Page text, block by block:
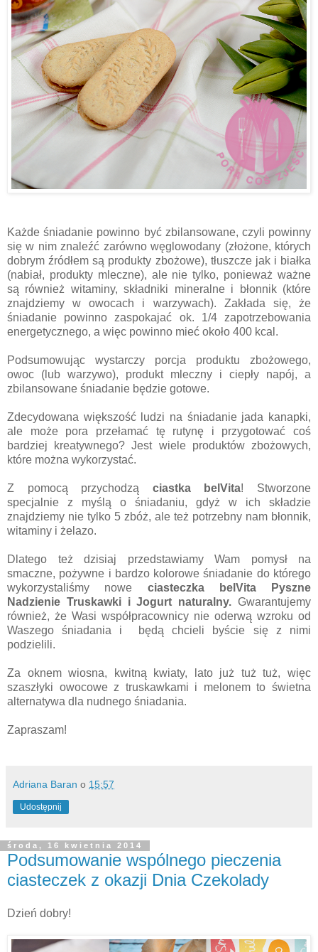
Każde śniadanie powinno być zbilansowane, czyli powinny
się w nim znaleźć zarówno węglowodany (złożone, których
dobrym źródłem są produkty zbożowe), tłuszcze jak i białka
(nabiał, produkty mleczne), ale nie tylko, ponieważ ważne
są również witaminy, składniki mineralne i błonnik (które
znajdziemy w owocach i warzywach). Zakłada się, że
śniadanie powinno zaspokajać ok. 1/4 zapotrzebowania
energetycznego, a więc powinno mieć około 400 kcal.
Podsumowując wystarczy porcja produktu zbożowego,
owoc (lub warzywo), produkt mleczny i ciepły napój, a
zbilansowane śniadanie będzie gotowe.
Zdecydowana większość ludzi na śniadanie jada kanapki,
ale może pora przełamać tę rutynę i przygotować coś
bardziej kreatywnego? Jest wiele produktów zbożowych,
które można wykorzystać.
Z pomocą przychodzą ciastka belVita! Stworzone
specjalnie z myślą o śniadaniu, gdyż w ich składzie
znajdziemy nie tylko 5 zbóż, ale też potrzebny nam błonnik,
witaminy i żelazo.
Dlatego też dzisiaj przedstawiamy Wam pomysł na
smaczne, pożywne i bardzo kolorowe śniadanie do którego
wykorzystaliśmy nowe ciasteczka belVita Pyszne
Nadzienie Truskawki i Jogurt naturalny. Gwarantujemy
również, że Wasi współpracownicy nie oderwą wzroku od
Waszego śniadania i będą chcieli byście się z nimi
podzielili.
Za oknem wiosna, kwitną kwiaty, lato już tuż tuż, więc
szaszłyki owocowe z truskawkami i melonem to świetna
alternatywa dla nudnego śniadania.
Zapraszam!
Adriana Baran o 15:57
Udostępnij
środa, 16 kwietnia 2014
Podsumowanie wspólnego pieczenia
ciasteczek z okazji Dnia Czekolady
Dzień dobry!